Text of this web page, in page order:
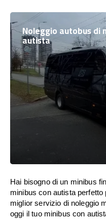
Noleggio autobus di
autista
Hai bisogno di un minibus
minibus con autista
miglior servizio di noleggio
oggi il tuo minibus con